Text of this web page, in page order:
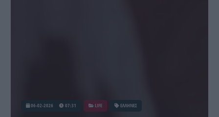
06-02-2026 07:31 LIFE ΕΛΛΗΝΕΣ